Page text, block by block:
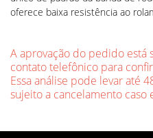
oferece baixa resistência ao
A aprovação do pedido está
contato telefônico para
Essa análise pode levar até
sujeito a cancelamento caso